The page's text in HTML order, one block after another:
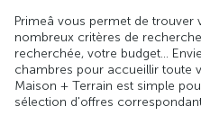
Primeâ vous permet de
nombreux critères de
recherchée, votre budget...
chambres pour accueillir toute
Maison + Terrain est simple
sélection d'offres